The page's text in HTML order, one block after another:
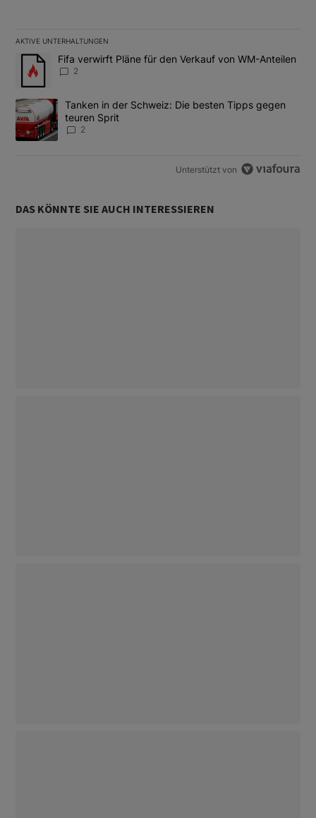
AKTIVE UNTERHALTUNGEN
Das Folgende ist eine Liste der am meisten kommentierten
Ein Trendartikel mit dem Titel "Fifa verwirft Pläne für den
Fifa verwirft Pläne für den Verkauf von WM-Anteilen
2
Ein Trendartikel mit dem Titel "Tanken in der Schweiz: Die
Tanken in der Schweiz: Die besten Tipps gegen
teuren Sprit
2
Unterstützt von
DAS KÖNNTE SIE AUCH INTERESSIEREN